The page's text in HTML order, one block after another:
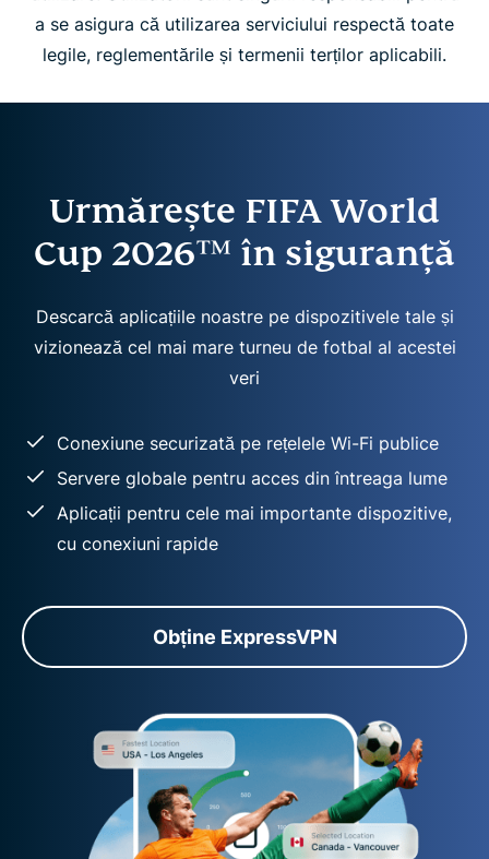
a se asigura că utilizarea serviciului respectă toate
legile, reglementările și termenii terților aplicabili.
Urmărește FIFA World
Cup 2026™ în siguranță
Descarcă aplicațiile noastre pe dispozitivele tale și
vizionează cel mai mare turneu de fotbal al acestei
veri
Conexiune securizată pe rețelele Wi-Fi publice
Servere globale pentru acces din întreaga lume
Aplicații pentru cele mai importante dispozitive,
cu conexiuni rapide
Obține ExpressVPN